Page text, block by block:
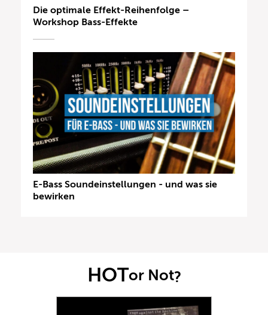
Die optimale Effekt-Reihenfolge –
Workshop Bass-Effekte
E-Bass Soundeinstellungen - und was sie
bewirken
HOTor Not?